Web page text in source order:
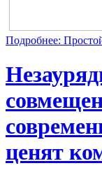
Подробнее:
ценят